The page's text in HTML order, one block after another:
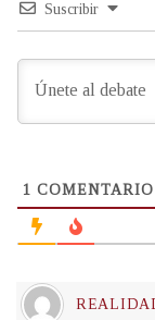
Suscribir
1 COMENTARIO